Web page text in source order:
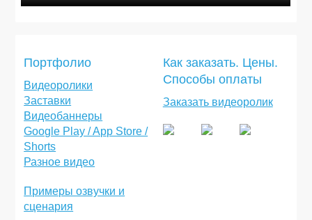
Портфолио
Видеоролики
Заставки
Видеобаннеры
Google Play / App Store /
Shorts
Разное видео
Примеры озвучки и
сценария
Как заказать. Цены.
Способы оплаты
Заказать видеоролик